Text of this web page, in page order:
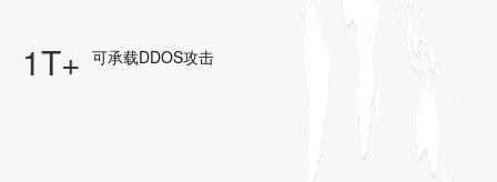
1T+ 可承载DDOS攻击